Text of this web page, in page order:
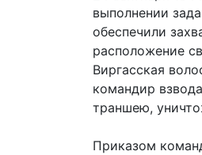
выполнении
обеспечили
расположение
Виргасская
командир
траншею,
Приказом